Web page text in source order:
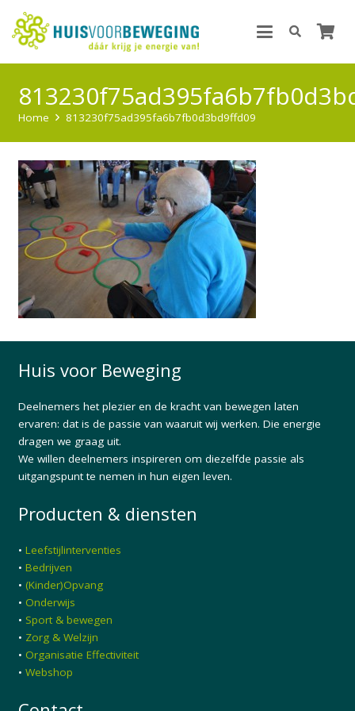
Home 813230f75ad395fa6b7fb0d3bd9ffd09
Huis voor Beweging
Deelnemers het plezier en de kracht van bewegen laten
ervaren: dat is de passie van waaruit wij werken. Die energie
dragen we graag uit.
We willen deelnemers inspireren om diezelfde passie als
uitgangspunt te nemen in hun eigen leven.
Producten & diensten
• Leefstijlinterventies
• Bedrijven
• (Kinder)Opvang
• Onderwijs
• Sport & bewegen
• Zorg & Welzijn
• Organisatie Effectiviteit
• Webshop